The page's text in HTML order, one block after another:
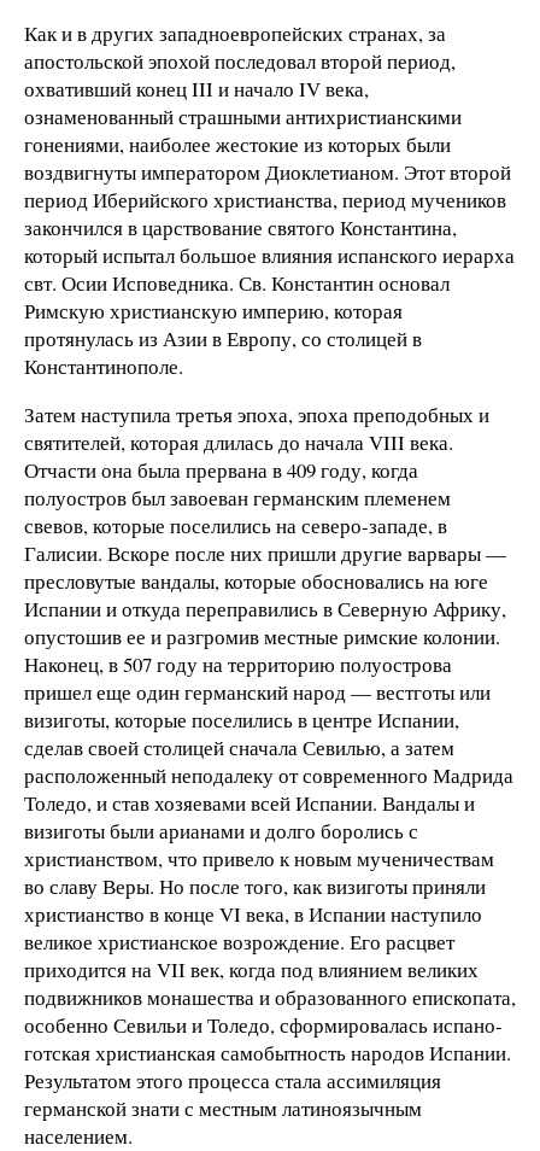
Как и в других западноевропейских странах, за
апостольской эпохой последовал второй период,
охвативший конец III и начало IV века,
ознаменованный страшными антихристианскими
гонениями, наиболее жестокие из которых были
воздвигнуты императором Диоклетианом. Этот второй
период Иберийского христианства, период мучеников
закончился в царствование святого Константина,
который испытал большое влияния испанского иерарха
свт. Осии Исповедника. Св. Константин основал
Римскую христианскую империю, которая
протянулась из Азии в Европу, со столицей в
Константинополе.
Затем наступила третья эпоха, эпоха преподобных и
святителей, которая длилась до начала VIII века.
Отчасти она была прервана в 409 году, когда
полуостров был завоеван германским племенем
свевов, которые поселились на северо-западе, в
Галисии. Вскоре после них пришли другие варвары —
пресловутые вандалы, которые обосновались на юге
Испании и откуда переправились в Северную Африку,
опустошив ее и разгромив местные римские колонии.
Наконец, в 507 году на территорию полуострова
пришел еще один германский народ — вестготы или
визиготы, которые поселились в центре Испании,
сделав своей столицей сначала Севилью, а затем
расположенный неподалеку от современного Мадрида
Толедо, и став хозяевами всей Испании. Вандалы и
визиготы были арианами и долго боролись с
христианством, что привело к новым мученичествам
во славу Веры. Но после того, как визиготы приняли
христианство в конце VI века, в Испании наступило
великое христианское возрождение. Его расцвет
приходится на VII век, когда под влиянием великих
подвижников монашества и образованного епископата,
особенно Севильи и Толедо, сформировалась испано-
готская христианская самобытность народов Испании.
Результатом этого процесса стала ассимиляция
германской знати с местным латиноязычным
населением.